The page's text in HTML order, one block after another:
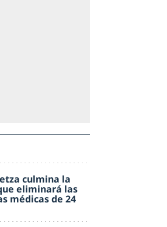
culmina la
eliminará las
médicas de 24